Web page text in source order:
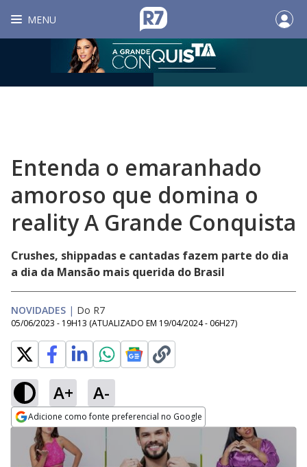
MENU
Entenda o emaranhado
amoroso que domina o
reality A Grande Conquista
Crushes, shippadas e cantadas fazem parte do dia
a dia da Mansão mais querida do Brasil
NOVIDADES | Do R7
05/06/2023 - 19H13 (ATUALIZADO EM 19/04/2024 - 06H27)
A+ A-
Adicione como fonte preferencial no Google
Opens in new window